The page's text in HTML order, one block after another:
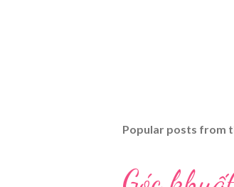
Popular posts from